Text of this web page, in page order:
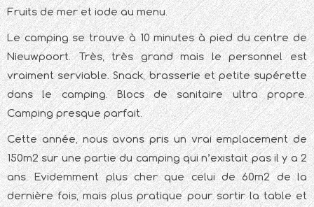
Fruits de mer et iode au menu.
Le camping se trouve à 10 minutes à pied du centre de
Nieuwpoort. Très, très grand mais le personnel est
vraiment serviable. Snack, brasserie et petite supérette
dans le camping. Blocs de sanitaire ultra propre.
Camping presque parfait.
Cette année, nous avons pris un vrai emplacement de
150m2 sur une partie du camping qui n’existait pas il y a 2
ans. Evidemment plus cher que celui de 60m2 de la
dernière fois, mais plus pratique pour sortir la table et